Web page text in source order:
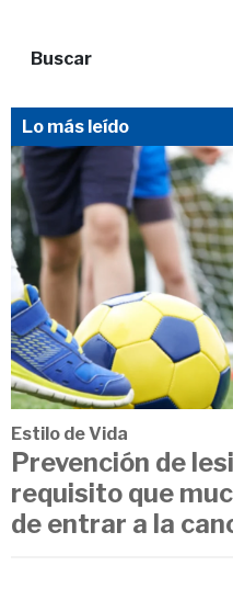
Buscar
Lo más leído
Estilo de Vida
Prevención de
requisito que
de entrar a la